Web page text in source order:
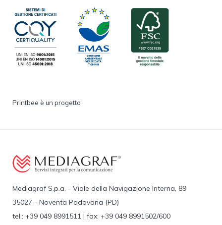
Printbee è un progetto
Mediagraf S.p.a. - Viale della Navigazione Interna, 89
35027 - Noventa Padovana (PD)
tel.: +39 049 8991511 | fax: +39 049 8991502/600